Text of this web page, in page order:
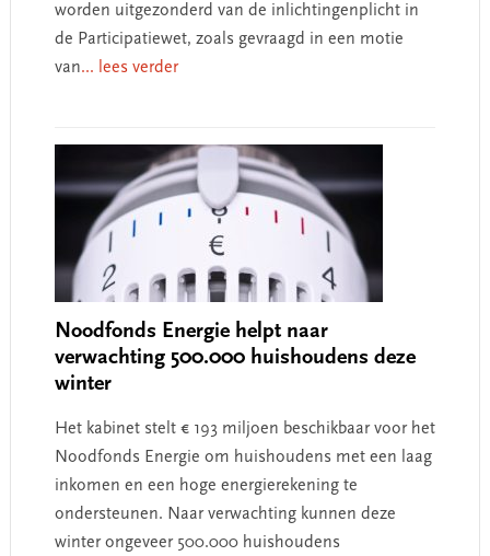
worden uitgezonderd van de inlichtingenplicht in
de Participatiewet, zoals gevraagd in een motie
van... lees verder
Noodfonds Energie helpt naar
verwachting 500.000 huishoudens deze
winter
Het kabinet stelt € 193 miljoen beschikbaar voor het
Noodfonds Energie om huishoudens met een laag
inkomen en een hoge energierekening te
ondersteunen. Naar verwachting kunnen deze
winter ongeveer 500.000 huishoudens